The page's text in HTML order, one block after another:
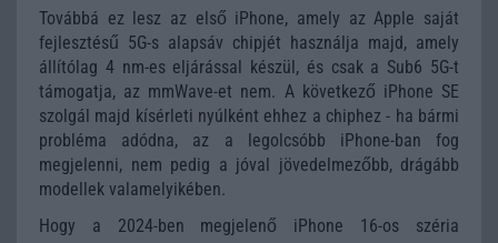
Továbbá ez lesz az első iPhone, amely az Apple saját
fejlesztésű 5G-s alapsáv chipjét használja majd, amely
állítólag 4 nm-es eljárással készül, és csak a Sub6 5G-t
támogatja, az mmWave-et nem. A következő iPhone SE
szolgál majd kísérleti nyúlként ehhez a chiphez - ha bármi
probléma adódna, az a legolcsóbb iPhone-ban fog
megjelenni, nem pedig a jóval jövedelmezőbb, drágább
modellek valamelyikében.
Hogy a 2024-ben megjelenő iPhone 16-os széria